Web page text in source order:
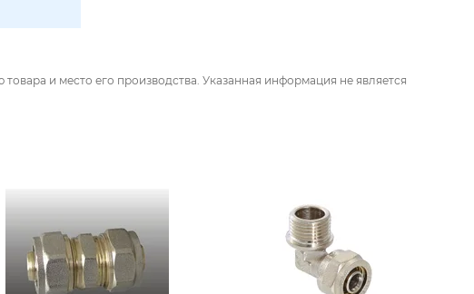
и место его производства. Указанная информация не является